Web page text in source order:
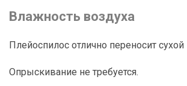
Влажность воздуха
Плейоспилос отлично переносит сухой
Опрыскивание не требуется.